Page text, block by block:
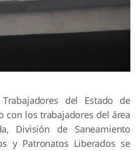
del Estado de
con los trabajadores del área
División de Saneamiento
y Patronatos Liberados se